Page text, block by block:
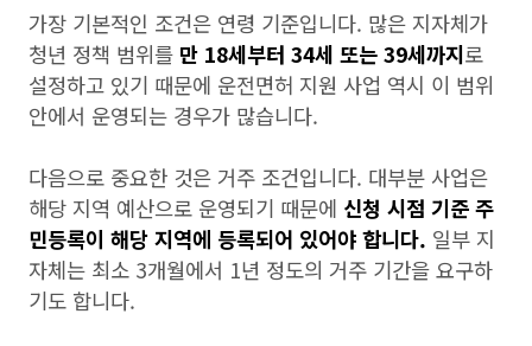
가장 기본적인 조건은 연령 기준입니다. 많은 지자체가
청년 정책 범위를 만 18세부터 34세 또는 39세까지로
설정하고 있기 때문에 운전면허 지원 사업 역시 이 범위
안에서 운영되는 경우가 많습니다.
다음으로 중요한 것은 거주 조건입니다. 대부분 사업은
해당 지역 예산으로 운영되기 때문에 신청 시점 기준 주
민등록이 해당 지역에 등록되어 있어야 합니다. 일부 지
자체는 최소 3개월에서 1년 정도의 거주 기간을 요구하
기도 합니다.